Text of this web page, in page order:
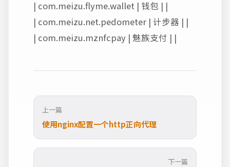
| com.meizu.flyme.wallet | 钱包 | |
| com.meizu.net.pedometer | 计步器 | |
| com.meizu.mznfcpay | 魅族支付 | |
上一篇
使用nginx配置一个http正向代理
下一篇